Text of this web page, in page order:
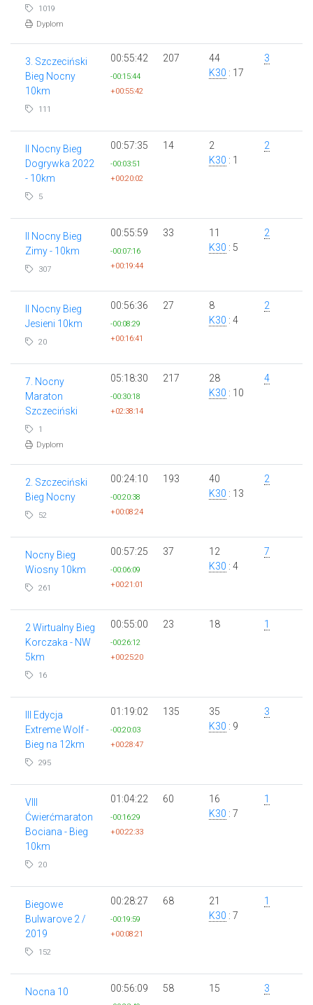
1019
Dyplom
3. Szczeciński
Bieg Nocny
10km
111
00:55:42
-00:15:44
+00:55:42
207
44
K30 : 17
3
II Nocny Bieg
Dogrywka 2022
- 10km
5
00:57:35
-00:03:51
+00:20:02
14
2
K30 : 1
2
II Nocny Bieg
Zimy - 10km
307
00:55:59
-00:07:16
+00:19:44
33
11
K30 : 5
2
II Nocny Bieg
Jesieni 10km
20
00:56:36
-00:08:29
+00:16:41
27
8
K30 : 4
2
7. Nocny
Maraton
Szczeciński
1
Dyplom
05:18:30
-00:30:18
+02:38:14
217
28
K30 : 10
4
2. Szczeciński
Bieg Nocny
52
00:24:10
-00:20:38
+00:08:24
193
40
K30 : 13
2
Nocny Bieg
Wiosny 10km
261
00:57:25
-00:06:09
+00:21:01
37
12
K30 : 4
7
2 Wirtualny Bieg
Korczaka - NW
5km
16
00:55:00
-00:26:12
+00:25:20
23 18 1
III Edycja
Extreme Wolf -
Bieg na 12km
295
01:19:02
-00:20:03
+00:28:47
135
35
K30 : 9
3
VIII
Ćwierćmaraton
Bociana - Bieg
10km
20
01:04:22
-00:16:29
+00:22:33
60
16
K30 : 7
1
Biegowe
Bulwarove 2 /
2019
152
00:28:27
-00:19:59
+00:08:21
68
21
K30 : 7
1
Nocna 10 00:56:09 58 15 3